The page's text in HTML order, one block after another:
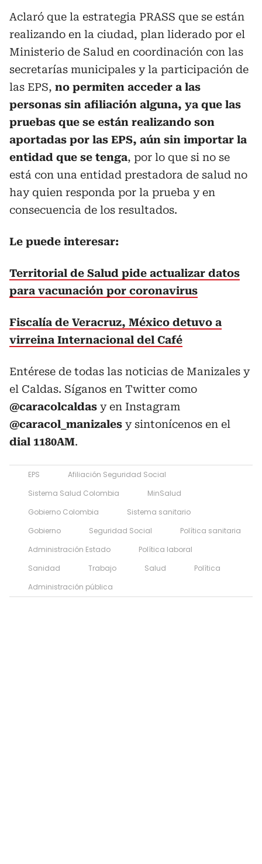
Aclaró que la estrategia PRASS que se están
realizando en la ciudad, plan liderado por el
Ministerio de Salud en coordinación con las
secretarías municipales y la participación de
las EPS, no permiten acceder a las
personas sin afiliación alguna, ya que las
pruebas que se están realizando son
aportadas por las EPS, aún sin importar la
entidad que se tenga, por lo que si no se
está con una entidad prestadora de salud no
hay quien responda por la prueba y en
consecuencia de los resultados.
Le puede interesar:
Territorial de Salud pide actualizar datos
para vacunación por coronavirus
Fiscalía de Veracruz, México detuvo a
virreina Internacional del Café
Entérese de todas las noticias de Manizales y
el Caldas. Síganos en Twitter como
@caracolcaldas y en Instagram
@caracol_manizales y sintonícenos en el
dial 1180AM.
EPS
Afiliación Seguridad Social
Sistema Salud Colombia
MinSalud
Gobierno Colombia
Sistema sanitario
Gobierno
Seguridad Social
Política sanitaria
Administración Estado
Política laboral
Sanidad
Trabajo Salud
Política
Administración pública